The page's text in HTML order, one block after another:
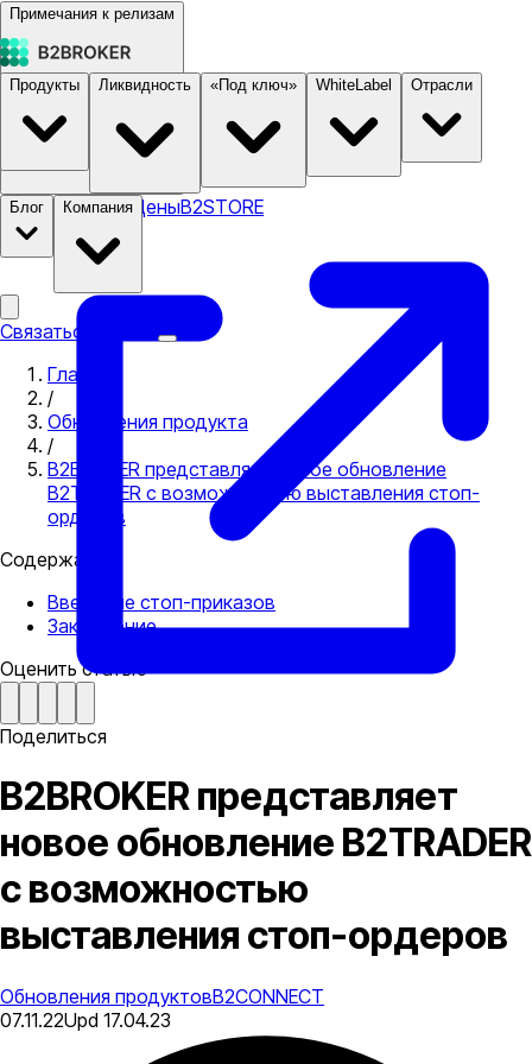
Примечания к релизам
Документация ЦеныB2STORE
Продукты Ликвидность «Под ключ» WhiteLabel Отрасли
Блог Компания
Связаться с нами
Главная
/
Обновления продукта
/
B2BROKER представляет новое обновление
B2TRADER с возможностью выставления стоп-
ордеров
Содержание
Введение стоп-приказов
Заключение
Оценить статью
Поделиться
B2BROKER представляет
новое обновление B2TRADER
с возможностью
выставления стоп-ордеров
Обновления продуктовB2CONNECT
07.11.22Upd 17.04.23